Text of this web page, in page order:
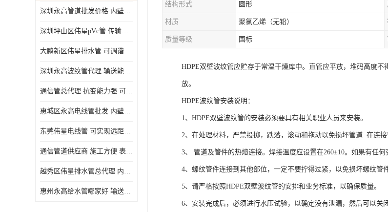
深圳永高管道批发价格 内壁光滑 抗震性能好
深圳坪山区伟星pVc管 传输损耗小 频率稳定性好
大鹏新区伟星排水管 可调谐性好 大功率 效率高
深圳永高波纹管代理 输送能力强 可以承受高温
通信管总代理 抗变能力强 可耐强震 扭曲
惠城区永高电线管批发 内壁光滑 抗震性能好
东莞伟星电线管 可实现远距离通信 频率稳定性好
通信管道供应商 施工方便 表面电阻系数大
越秀区伟星排水管总代理 内部表面光滑 大功率 效率高
惠州永高给水管哪家好 输送能力强 方便施工和运输
结构形式 圆形
材质 聚氯乙烯（无铅）
质量等级 国标
HDPE双壁波纹管应贮存于常温干燥库中。直管应平放，堆码高度
放。
HDPE波纹管安装说明：
1、HDPE双壁波纹管的安装必须要具有相关职业人员来安装。
2、在处理材料，严禁投掷，跌落，滚动和拖动以免损坏管道. 在连
3、 管道及管件的热熔连接。焊接温度应设置在260±10。如果有任
4、螺纹管件连接到其他部位，一定不要拧得过紧，以免损坏螺纹管件
5、请严格按照HDPE双壁波纹管的安排和业务标准，以确保质量。
6、安装完成后，必须进行水压试验，以确定没有泄漏，然后可以